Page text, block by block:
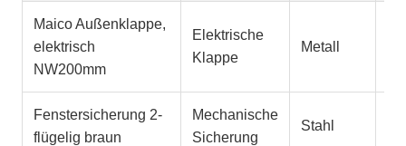
Maico Außenklappe,
elektrisch
NW200mm
Elektrische
Klappe
Metall
Fenstersicherung 2-
flügelig braun
Mechanische
Sicherung
Stahl